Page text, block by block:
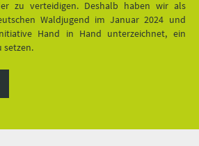
zu verteidigen. Deshalb haben wir als
Waldjugend im Januar 2024 und
Hand in Hand unterzeichnet, ein
setzen.